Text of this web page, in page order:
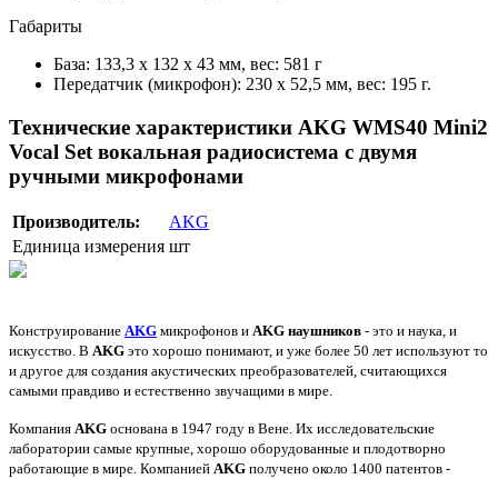
Габариты
База: 133,3 х 132 х 43 мм, вес: 581 г
Передатчик (микрофон): 230 х 52,5 мм, вес: 195 г.
Технические характеристики AKG WMS40 Mini2
Vocal Set вокальная радиосистема c двумя
ручными микрофонами
Производитель:
AKG
Единица измерения шт
Конструирование AKG микрофонов и AKG наушников - это и наука, и
искусство. В AKG это хорошо понимают, и уже более 50 лет используют то
и другое для создания акустических преобразователей, считающихся
самыми правдиво и естественно звучащими в мире.
Компания AKG основана в 1947 году в Вене. Их исследовательские
лаборатории самые крупные, хорошо оборудованные и плодотворно
работающие в мире. Компанией AKG получено около 1400 патентов -